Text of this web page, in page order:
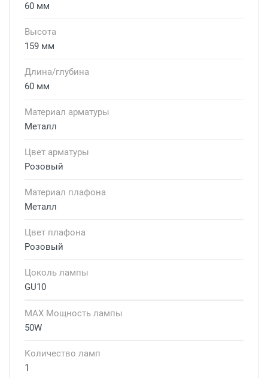
60 мм
Высота
159 мм
Длина/глубина
60 мм
Материал арматуры
Металл
Цвет арматуры
Розовый
Материал плафона
Металл
Цвет плафона
Розовый
Цоколь лампы
GU10
MAX Мощность лампы
50W
Количество ламп
1